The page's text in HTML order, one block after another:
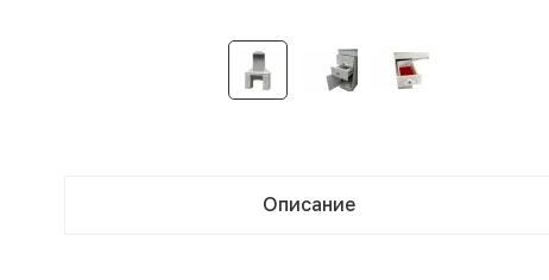
Описание